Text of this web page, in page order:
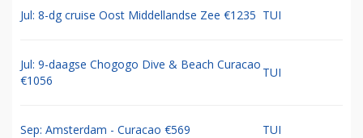
Jul: 8-dg cruise Oost Middellandse Zee €1235 TUI
Jul: 9-daagse Chogogo Dive & Beach Curacao
€1056
TUI
Sep: Amsterdam - Curacao €569 TUI